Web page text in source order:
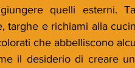
quelli esterni.
targhe e richiami alla
che abbelliscono
il desiderio di creare